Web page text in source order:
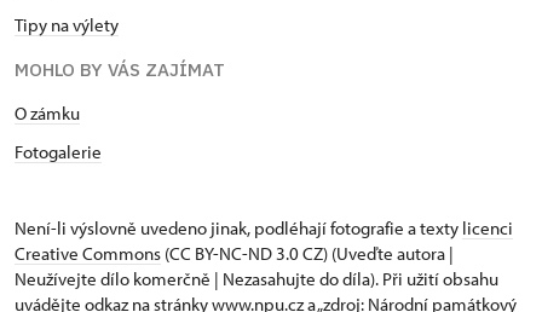
Tipy na výlety
MOHLO BY VÁS ZAJÍMAT
O zámku
Fotogalerie
Není-li výslovně uvedeno jinak, podléhají fotografie a texty licenci
Creative Commons (CC BY-NC-ND 3.0 CZ) (Uveďte autora |
Neužívejte dílo komerčně | Nezasahujte do díla). Při užití obsahu
uvádějte odkaz na stránky www.npu.cz a „zdroj: Národní památkový